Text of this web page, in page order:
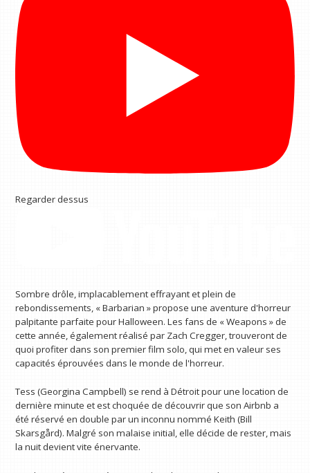
Regarder dessus
Sombre drôle, implacablement effrayant et plein de
rebondissements, « Barbarian » propose une aventure d'horreur
palpitante parfaite pour Halloween. Les fans de « Weapons » de
cette année, également réalisé par Zach Cregger, trouveront de
quoi profiter dans son premier film solo, qui met en valeur ses
capacités éprouvées dans le monde de l'horreur.
Tess (Georgina Campbell) se rend à Détroit pour une location de
dernière minute et est choquée de découvrir que son Airbnb a
été réservé en double par un inconnu nommé Keith (Bill
Skarsgård). Malgré son malaise initial, elle décide de rester, mais
la nuit devient vite énervante.